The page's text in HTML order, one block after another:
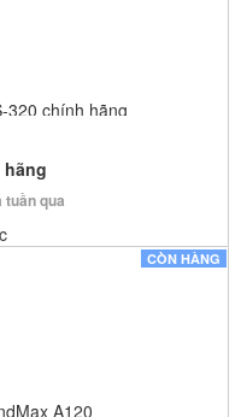
hãng
qua
CÒN HÀNG